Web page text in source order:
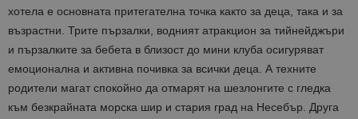
хотела е основната притегателна точка както за деца, така и за
възрастни. Трите пързалки, водният атракцион за тийнейджъри
и пързалките за бебета в близост до мини клуба осигуряват
емоционална и активна почивка за всички деца. А техните
родители магат спокойно да отмарят на шезлонгите с гледка
към безкрайната морска шир и стария град на Несебър. Друга